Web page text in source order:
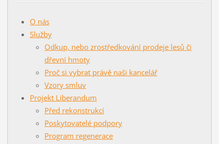
O nás
Služby
Odkup, nebo zrostředkování prodeje lesů či
dřevní hmoty
Proč si vybrat právě naši kancelář
Vzory smluv
Projekt Liberandum
Před rekonstrukcí
Poskytovatelé podpory
Program regenerace